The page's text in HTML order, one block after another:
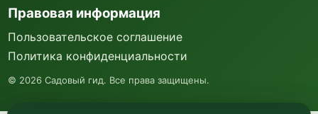
Правовая информация
Пользовательское соглашение
Политика конфиденциальности
© 2026 Садовый гид. Все права защищены.